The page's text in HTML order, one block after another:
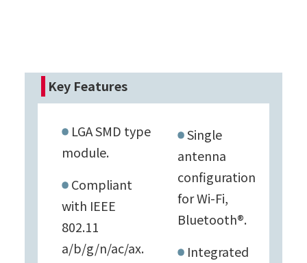
Key Features
LGA SMD type
module.
Compliant
with IEEE
802.11
a/b/g/n/ac/ax.
Single
antenna
configuration
for Wi-Fi,
Bluetooth®.
Integrated